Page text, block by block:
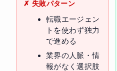
✗ 失敗パターン
転職エージェン
トを使わず独力
で進める
業界の人脈・情
報がなく選択肢